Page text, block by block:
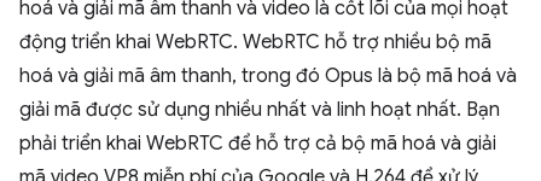
hoá và giải mã âm thanh và video là cốt lõi của mọi hoạt
động triển khai WebRTC. WebRTC hỗ trợ nhiều bộ mã
hoá và giải mã âm thanh, trong đó Opus là bộ mã hoá và
giải mã được sử dụng nhiều nhất và linh hoạt nhất. Bạn
phải triển khai WebRTC để hỗ trợ cả bộ mã hoá và giải